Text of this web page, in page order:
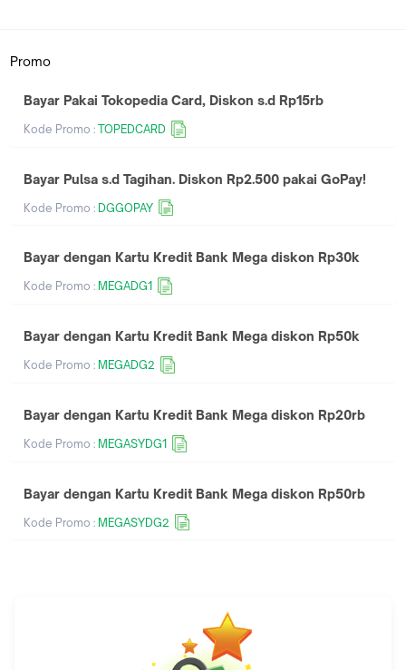
Promo
Bayar Pakai Tokopedia Card, Diskon s.d Rp15rb
Kode Promo :TOPEDCARD
Bayar Pulsa s.d Tagihan. Diskon Rp2.500 pakai GoPay!
Kode Promo : DGGOPAY
Bayar dengan Kartu Kredit Bank Mega diskon Rp30k
Kode Promo : MEGADG1
Bayar dengan Kartu Kredit Bank Mega diskon Rp50k
Kode Promo : MEGADG2
Bayar dengan Kartu Kredit Bank Mega diskon Rp20rb
Kode Promo : MEGASYDG1
Bayar dengan Kartu Kredit Bank Mega diskon Rp50rb
Kode Promo : MEGASYDG2